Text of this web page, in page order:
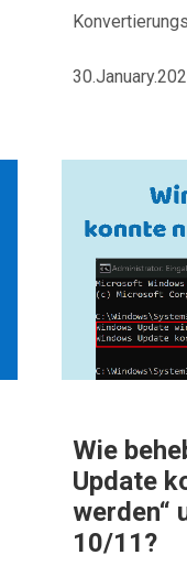
Wie
Update
werden“
10/11?